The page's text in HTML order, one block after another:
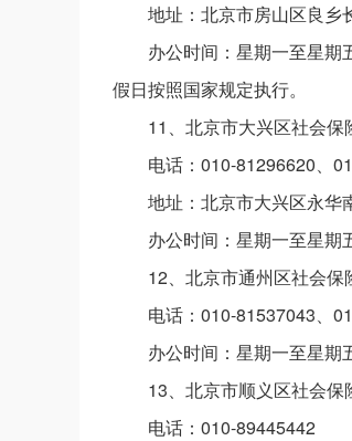
地址：北京市房山区良乡
办公时间：星期一至星期
假日按照国家规定执行。
11、北京市大兴区社会保
电话：010-81296620、
地址：北京市大兴区永华
办公时间：星期一至星期
12、北京市通州区社会保
电话：010-81537043、
办公时间：星期一至星期
13、北京市顺义区社会保
电话：010-89445442